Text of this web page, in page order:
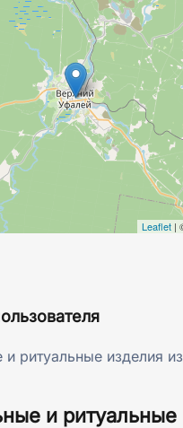
Leaflet |
и ритуальные